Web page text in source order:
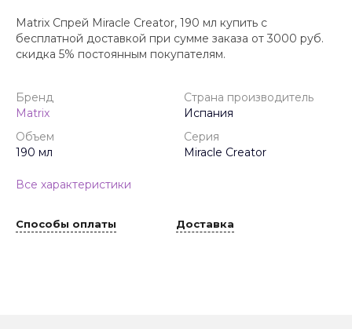
Matrix Спрей Miracle Creator, 190 мл купить с
бесплатной доставкой при сумме заказа от 3000 руб.
скидка 5% постоянным покупателям.
Бренд
Matrix
Страна производитель
Испания
Объем
190 мл
Серия
Miracle Creator
Все характеристики
Способы оплаты Доставка